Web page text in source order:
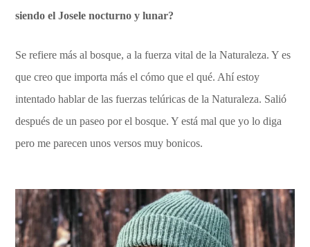
siendo el Josele nocturno y lunar?
Se refiere más al bosque, a la fuerza vital de la Naturaleza. Y es
que creo que importa más el cómo que el qué. Ahí estoy
intentado hablar de las fuerzas telúricas de la Naturaleza. Salió
después de un paseo por el bosque. Y está mal que yo lo diga
pero me parecen unos versos muy bonicos.